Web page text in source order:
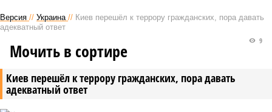
Версия // Украина // Киев перешёл к террору гражданских, пора давать
адекватный ответ
Киев перешёл к террору гражданских, пора давать
адекватный ответ
9
Мочить в сортире